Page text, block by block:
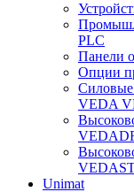
PLC
Панели
Опции
Силовые
VEDA
Unimat